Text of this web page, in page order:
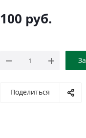
100 руб.
Поделиться